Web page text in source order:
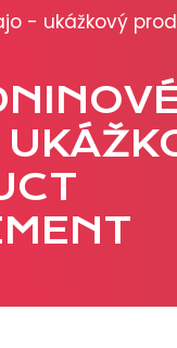
formátoch
- ukážkový